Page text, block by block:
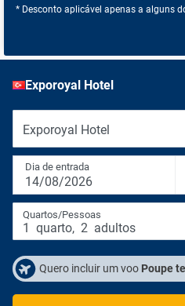
* Desconto aplicável apenas a alguns
Exporoyal Hotel
Exporoyal Hotel
Dia de entrada
14/08/2026
Quartos/Pessoas
1 quarto, 2 adultos
Quero incluir um voo Poupe